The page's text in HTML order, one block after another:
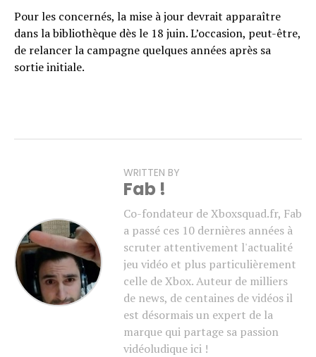
Pour les concernés, la mise à jour devrait apparaître
dans la bibliothèque dès le 18 juin. L’occasion, peut-être,
de relancer la campagne quelques années après sa
sortie initiale.
WRITTEN BY
Fab !
Co-fondateur de Xboxsquad.fr, Fab
a passé ces 10 dernières années à
scruter attentivement l'actualité
jeu vidéo et plus particulièrement
celle de Xbox. Auteur de milliers
de news, de centaines de vidéos il
est désormais un expert de la
marque qui partage sa passion
vidéoludique ici !